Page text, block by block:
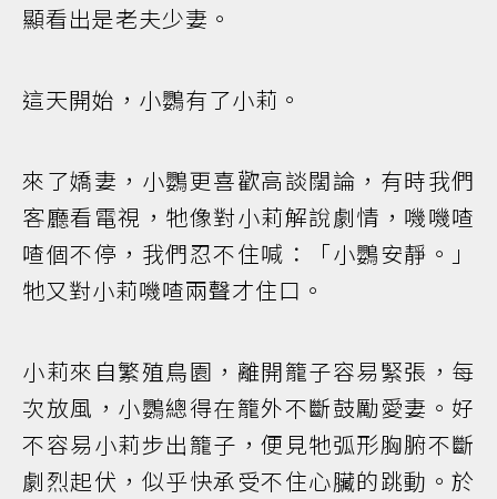
顯看出是老夫少妻。
這天開始，小鸚有了小莉。
來了嬌妻，小鸚更喜歡高談闊論，有時我們
客廳看電視，牠像對小莉解說劇情，嘰嘰喳
喳個不停，我們忍不住喊：「小鸚安靜。」
牠又對小莉嘰喳兩聲才住口。
小莉來自繁殖鳥園，離開籠子容易緊張，每
次放風，小鸚總得在籠外不斷鼓勵愛妻。好
不容易小莉步出籠子，便見牠弧形胸腑不斷
劇烈起伏，似乎快承受不住心臟的跳動。於